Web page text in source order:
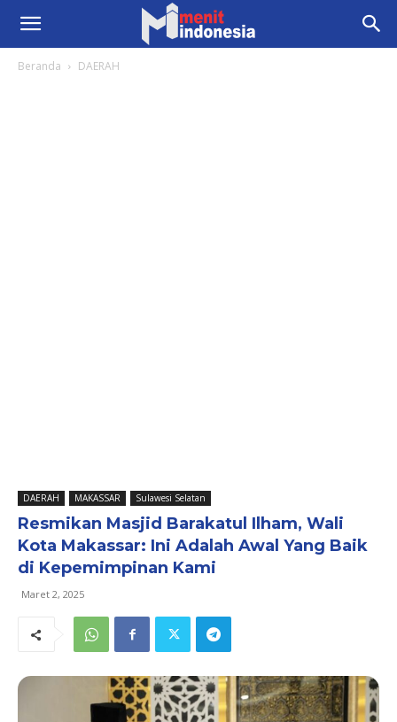
Beranda DAERAH
DAERAH MAKASSAR Sulawesi Selatan
Resmikan Masjid Barakatul Ilham, Wali
Kota Makassar: Ini Adalah Awal Yang Baik
di Kepemimpinan Kami
Maret 2, 2025